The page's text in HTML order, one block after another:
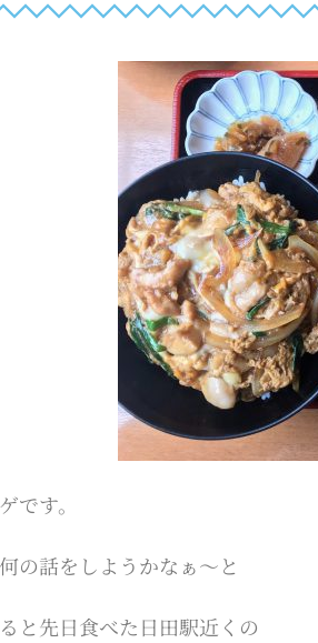
です。
の話をしようかなぁ～と
と先日食べた日田駅近くの